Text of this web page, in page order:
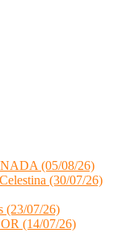
(05/08/26)
(30/07/26)
(23/07/26)
(14/07/26)